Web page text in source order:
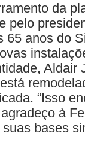
da
pelo
65 anos do
Aldair
“Isso
à
bases